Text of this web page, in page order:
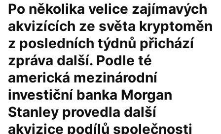
Po několika velice zajímavých
akvizících ze světa kryptoměn
z posledních týdnů přichází
zpráva další. Podle té
americká mezinárodní
investiční banka Morgan
Stanley provedla další
akvizice podílů společnosti